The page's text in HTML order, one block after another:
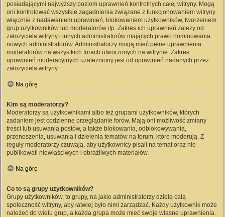
posiadającymi najwyższy poziom uprawnień kontrolnych całej witryny. Mogą
oni kontrolować wszystkie zagadnienia związane z funkcjonowaniem witryny
włącznie z nadawaniem uprawnień, blokowaniem użytkowników, tworzeniem
grup użytkowników lub moderatorów itp. Zakres ich uprawnień zależy od
założyciela witryny i innych administratorów mających prawo nominowania
nowych administratorów. Administratorzy mogą mieć pełne uprawnienia
moderatorów na wszystkich forach utworzonych na witrynie. Zakres
uprawnień moderacyjnych uzależniony jest od uprawnień nadanych przez
założyciela witryny.
Na górę
Kim są moderatorzy?
Moderatorzy są użytkownikami albo też grupami użytkowników, których
zadaniem jest codzienne przeglądanie forów. Mają oni możliwość zmiany
treści lub usuwania postów, a także blokowania, odblokowywania,
przenoszenia, usuwania i dzielenia tematów na forum, które moderują. Z
reguły moderatorzy czuwają, aby użytkownicy pisali na temat oraz nie
publikowali niewłaściwych i obraźliwych materiałów.
Na górę
Co to są grupy użytkowników?
Grupy użytkowników, to grupy, na jakie administratorzy dzielą całą
społeczność witryny, aby łatwiej było nimi zarządzać. Każdy użytkownik może
należeć do wielu grup, a każda grupa może mieć swoje własne uprawnienia.